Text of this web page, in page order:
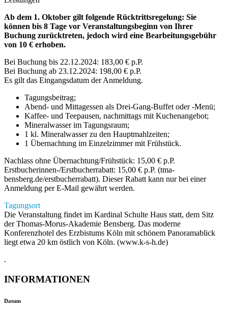
Ab dem 1. Oktober gilt folgende Rücktrittsregelung: Sie
können bis 8 Tage vor Veranstaltungsbeginn von Ihrer
Buchung zurücktreten, jedoch wird eine Bearbeitungsgebühr
von 10 € erhoben.
Bei Buchung bis 22.12.2024: 183,00 € p.P.
Bei Buchung ab 23.12.2024: 198,00 € p.P.
Es gilt das Eingangsdatum der Anmeldung.
Tagungsbeitrag;
Abend- und Mittagessen als Drei-Gang-Buffet oder -Menü;
Kaffee- und Teepausen, nachmittags mit Kuchenangebot;
Mineralwasser im Tagungsraum;
1 kl. Mineralwasser zu den Hauptmahlzeiten;
1 Übernachtung im Einzelzimmer mit Frühstück.
Nachlass ohne Übernachtung/Frühstück: 15,00 € p.P.
Erstbucherinnen-/Erstbucherrabatt: 15,00 € p.P. (tma-
bensberg.de/erstbucherrabatt). Dieser Rabatt kann nur bei einer
Anmeldung per E-Mail gewährt werden.
Tagungsort
Die Veranstaltung findet im Kardinal Schulte Haus statt, dem Sitz
der Thomas-Morus-Akademie Bensberg. Das moderne
Konferenzhotel des Erzbistums Köln mit schönem Panoramablick
liegt etwa 20 km östlich von Köln. (www.k-s-h.de)
.
INFORMATIONEN
Datum